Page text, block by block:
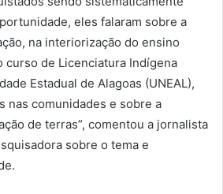
eles falaram sobre a
na interiorização do ensino
curso de Licenciatura Indígena
Estadual de Alagoas (UNEAL),
nas comunidades e sobre a
de terras”, comentou a jornalista
sobre o tema e